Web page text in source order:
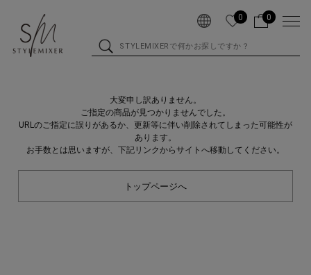
0 0
大変申し訳ありません。
ご指定の商品が見つかりませんでした。
URLのご指定に誤りがあるか、更新等に伴い削除されてしまった可能性が
あります。
お手数とは思いますが、下記リンクからサイトへ移動してください。
トップページへ